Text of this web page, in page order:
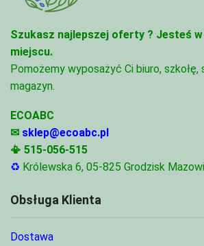
Szukasz najlepszej oferty ? Jesteś
miejscu.
Pomożemy wyposażyć Ci biuro,
magazyn.
ECOABC
✉ sklep@ecoabc.pl
📳 515-056-515
♻ Królewska 6, 05-825 Grodzisk
Obsługa Klienta
Dostawa